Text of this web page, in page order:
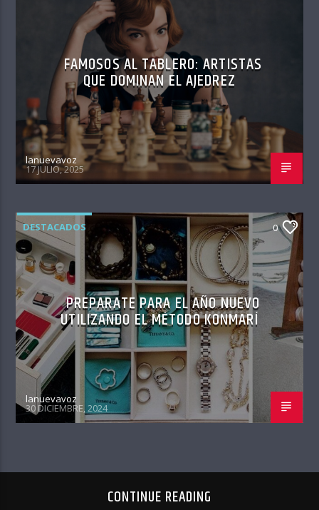
FAMOSOS AL TABLERO: ARTISTAS
QUE DOMINAN EL AJEDREZ
lanuevavoz
17 JULIO, 2025
DESTACADOS 0
PREPARATE PARA EL AÑO NUEVO
UTILIZANDO EL MÉTODO KONMARÍ
lanuevavoz
30 DICIEMBRE, 2024
CONTINUE READING